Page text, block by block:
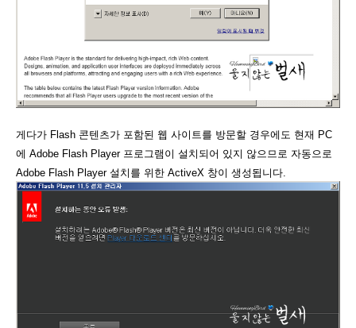
게다가 Flash 콘텐츠가 포함된 웹 사이트를 방문할 경우에도 현재 PC
에 Adobe Flash Player 프로그램이 설치되어 있지 않으므로 자동으로
Adobe Flash Player 설치를 위한 ActiveX 창이 생성됩니다.